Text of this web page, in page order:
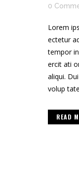
0
Lorem
ectetur
tempor
ercit ati
aliqui.
volup
READ